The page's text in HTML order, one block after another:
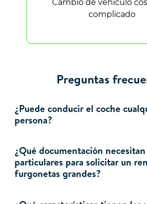
Cambio de vehículo
complicado
Preguntas
¿Puede conducir el coche
persona?
¿Qué documentación
particulares para solicitar un
furgonetas grandes?